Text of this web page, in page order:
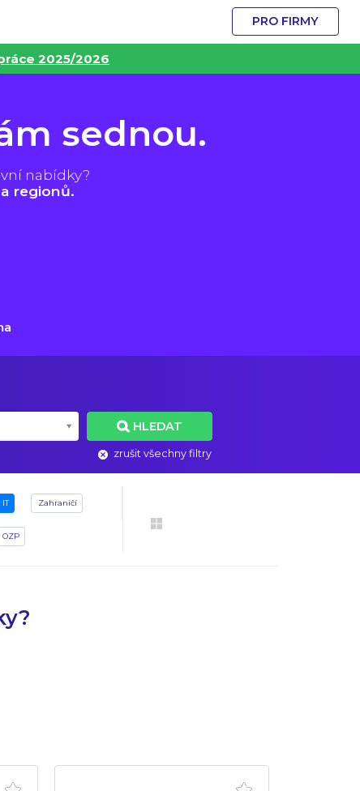
PRO FIRMY
2025/2026
sednou.
nabídky?
regionů.
HLEDAT
zrušit všechny filtry
IT Zahraničí
OZP